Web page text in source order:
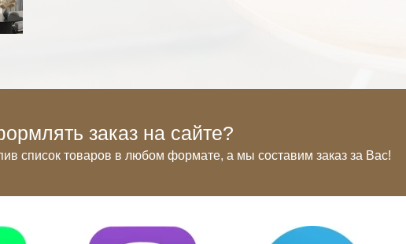
заказ на сайте?
список товаров в любом формате, а мы составим заказ за Вас!